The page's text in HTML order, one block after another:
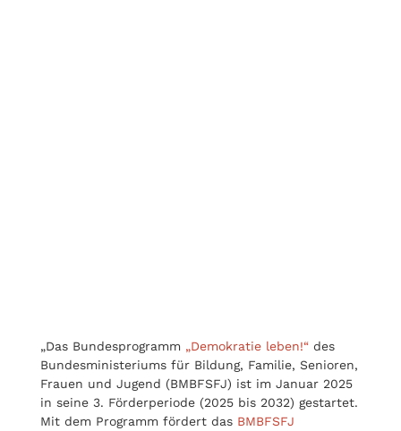
„Das Bundesprogramm „Demokratie leben!“des
Bundesministeriums für Bildung, Familie, Senioren,
Frauen und Jugend (BMBFSFJ) ist im Januar 2025
in seine 3. Förderperiode (2025 bis 2032) gestartet.
Mit dem Programm fördert das BMBFSFJ